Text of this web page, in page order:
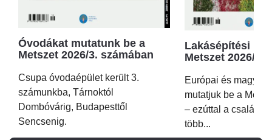
Óvodákat mutatunk be a
Metszet 2026/3. számában
Csupa óvodaépület került 3.
számunkba, Tárnoktól
Dombóvárig, Budapesttől
Sencsenig.
Lakásépítési
Metszet 2026/2.
Európai és magyar
mutatjuk be a
– ezúttal a családi
több...